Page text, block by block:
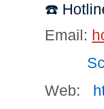
☎
Email:
Web: